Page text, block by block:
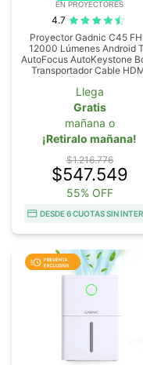
EN PROYECTORES
4.7
Proyector Gadnic C45
12000 Lúmenes Android
AutoFocus AutoKeystone
Transportador Cable
Llega
Gratis
mañana o
¡Retiralo mañana!
$1.216.776
$547.549
55% OFF
DESDE 6 CUOTAS SIN